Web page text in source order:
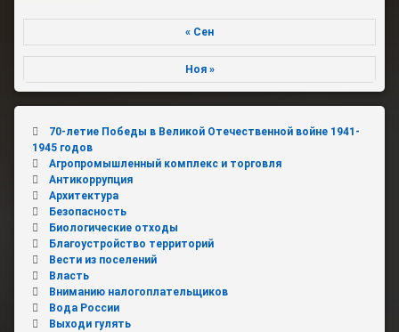
« Сен
Ноя »
70-летие Победы в Великой Отечественной войне 1941-
1945 годов
Агропромышленный комплекс и торговля
Антикоррупция
Архитектура
Безопасность
Биологические отходы
Благоустройство территорий
Вести из поселений
Власть
Вниманию налогоплательщиков
Вода России
Выходи гулять